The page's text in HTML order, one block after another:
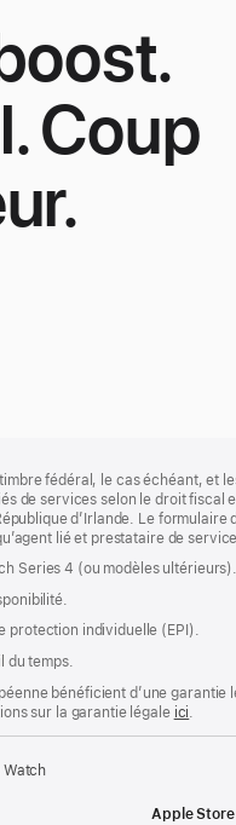
Coup
fédéral, le cas échéant, et
de services selon le droit
d’Irlande. Le
lié et prestataire de
Series 4 (ou modèles ultérieurs).
protection individuelle (EPI).
du temps.
bénéficient d’une
sur la garantie légale ici
Watch
Apple Store